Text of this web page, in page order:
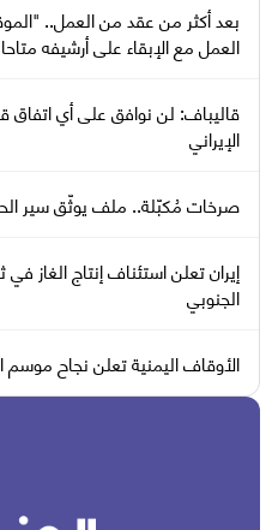
بعد أكثر من عقد من العمل..
العمل مع الإبقاء على أرشيفه متاحا
قاليباف: لن نوافق على أي
الإيراني
صرخات مُكبّلة.. ملف يوثّق سير
إيران تعلن استئناف إنتاج
الجنوبي
الأوقاف اليمنية تعلن نجاح موسم الحج